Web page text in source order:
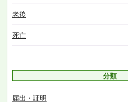
老後
死亡
分類
届出・証明